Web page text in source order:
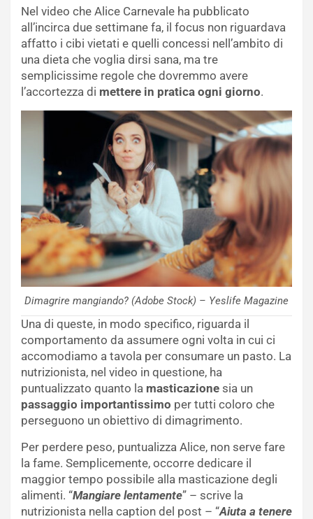
Nel video che Alice Carnevale ha pubblicato
all’incirca due settimane fa, il focus non riguardava
affatto i cibi vietati e quelli concessi nell’ambito di
una dieta che voglia dirsi sana, ma tre
semplicissime regole che dovremmo avere
l’accortezza di mettere in pratica ogni giorno.
Dimagrire mangiando? (Adobe Stock) – Yeslife Magazine
Una di queste, in modo specifico, riguarda il
comportamento da assumere ogni volta in cui ci
accomodiamo a tavola per consumare un pasto. La
nutrizionista, nel video in questione, ha
puntualizzato quanto la masticazione sia un
passaggio importantissimo per tutti coloro che
perseguono un obiettivo di dimagrimento.
Per perdere peso, puntualizza Alice, non serve fare
la fame. Semplicemente, occorre dedicare il
maggior tempo possibile alla masticazione degli
alimenti. “Mangiare lentamente” – scrive la
nutrizionista nella caption del post – “Aiuta a tenere